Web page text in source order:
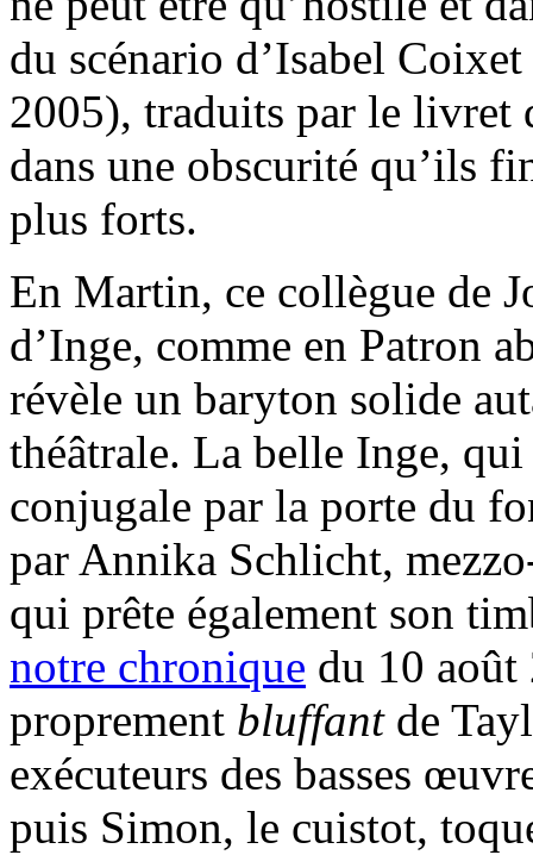
du scénario d’Isabel
2005), traduits par le livret
dans une obscurité qu’ils
plus forts.
En Martin, ce collègue de
d’Inge, comme en Patron
révèle un baryton solide
théâtrale. La belle Inge,
conjugale par la porte du
par Annika Schlicht,
qui prête également son
notre chronique du 10
proprement bluffant de
exécuteurs des basses
puis Simon, le cuistot,